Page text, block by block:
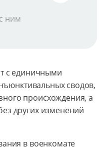
ним
с единичными
сводов,
происхождения, а
других изменений
в военкомате